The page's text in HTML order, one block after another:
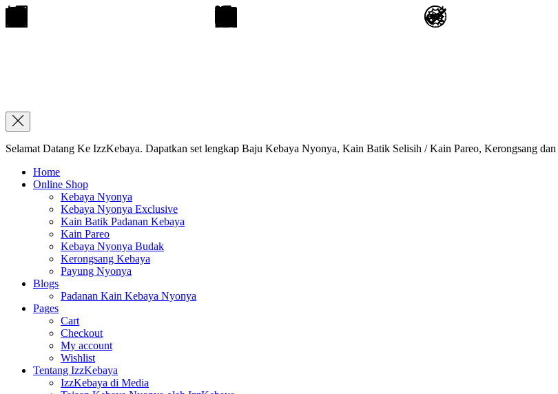
Selamat Datang Ke IzzKebaya. Dapatkan set lengkap Baju Kebaya Nyonya, Kain Batik Selisih / Kain Pareo, Kerongsang
Home
Online Shop
Kebaya Nyonya
Kebaya Nyonya Exclusive
Kain Batik Padanan Kebaya
Kain Pareo
Kebaya Nyonya Budak
Kerongsang Kebaya
Payung Nyonya
Blogs
Padanan Kain Kebaya Nyonya
Pages
Cart
Checkout
My account
Wishlist
Tentang IzzKebaya
IzzKebaya di Media